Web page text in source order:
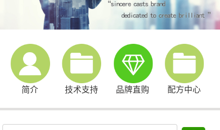
简介 技术支持 品牌直购 配方中心